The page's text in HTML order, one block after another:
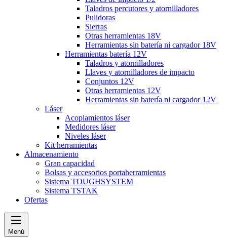
Taladros percutores y atornilladores
Pulidoras
Sierras
Otras herramientas 18V
Herramientas sin batería ni cargador 18V
Herramientas batería 12V
Taladros y atornilladores
Llaves y atornilladores de impacto
Conjuntos 12V
Otras herramientas 12V
Herramientas sin batería ni cargador 12V
Láser
Acoplamientos láser
Medidores láser
Niveles láser
Kit herramientas
Almacenamiento
Gran capacidad
Bolsas y accesorios portaherramientas
Sistema TOUGHSYSTEM
Sistema TSTAK
Ofertas
Menú